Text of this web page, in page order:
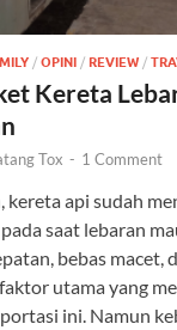
/ OPINI / REVIEW /
Kereta
Tox - 1 Comment
kereta api sudah
saat lebaran
bebas macet,
utama yang
ini. Namun